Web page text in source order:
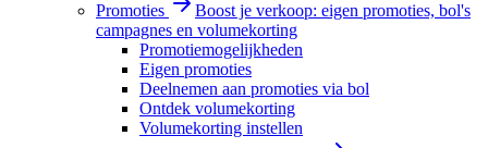
Promoties
Boost je verkoop: eigen promoties, bol's
campagnes en volumekorting
Promotiemogelijkheden
Eigen promoties
Deelnemen aan promoties via bol
Ontdek volumekorting
Volumekorting instellen